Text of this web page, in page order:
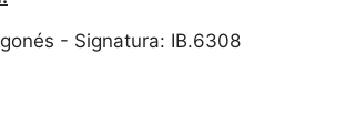
- Signatura: IB.6308